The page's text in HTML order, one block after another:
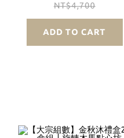
NT$4,700
ADD TO CART